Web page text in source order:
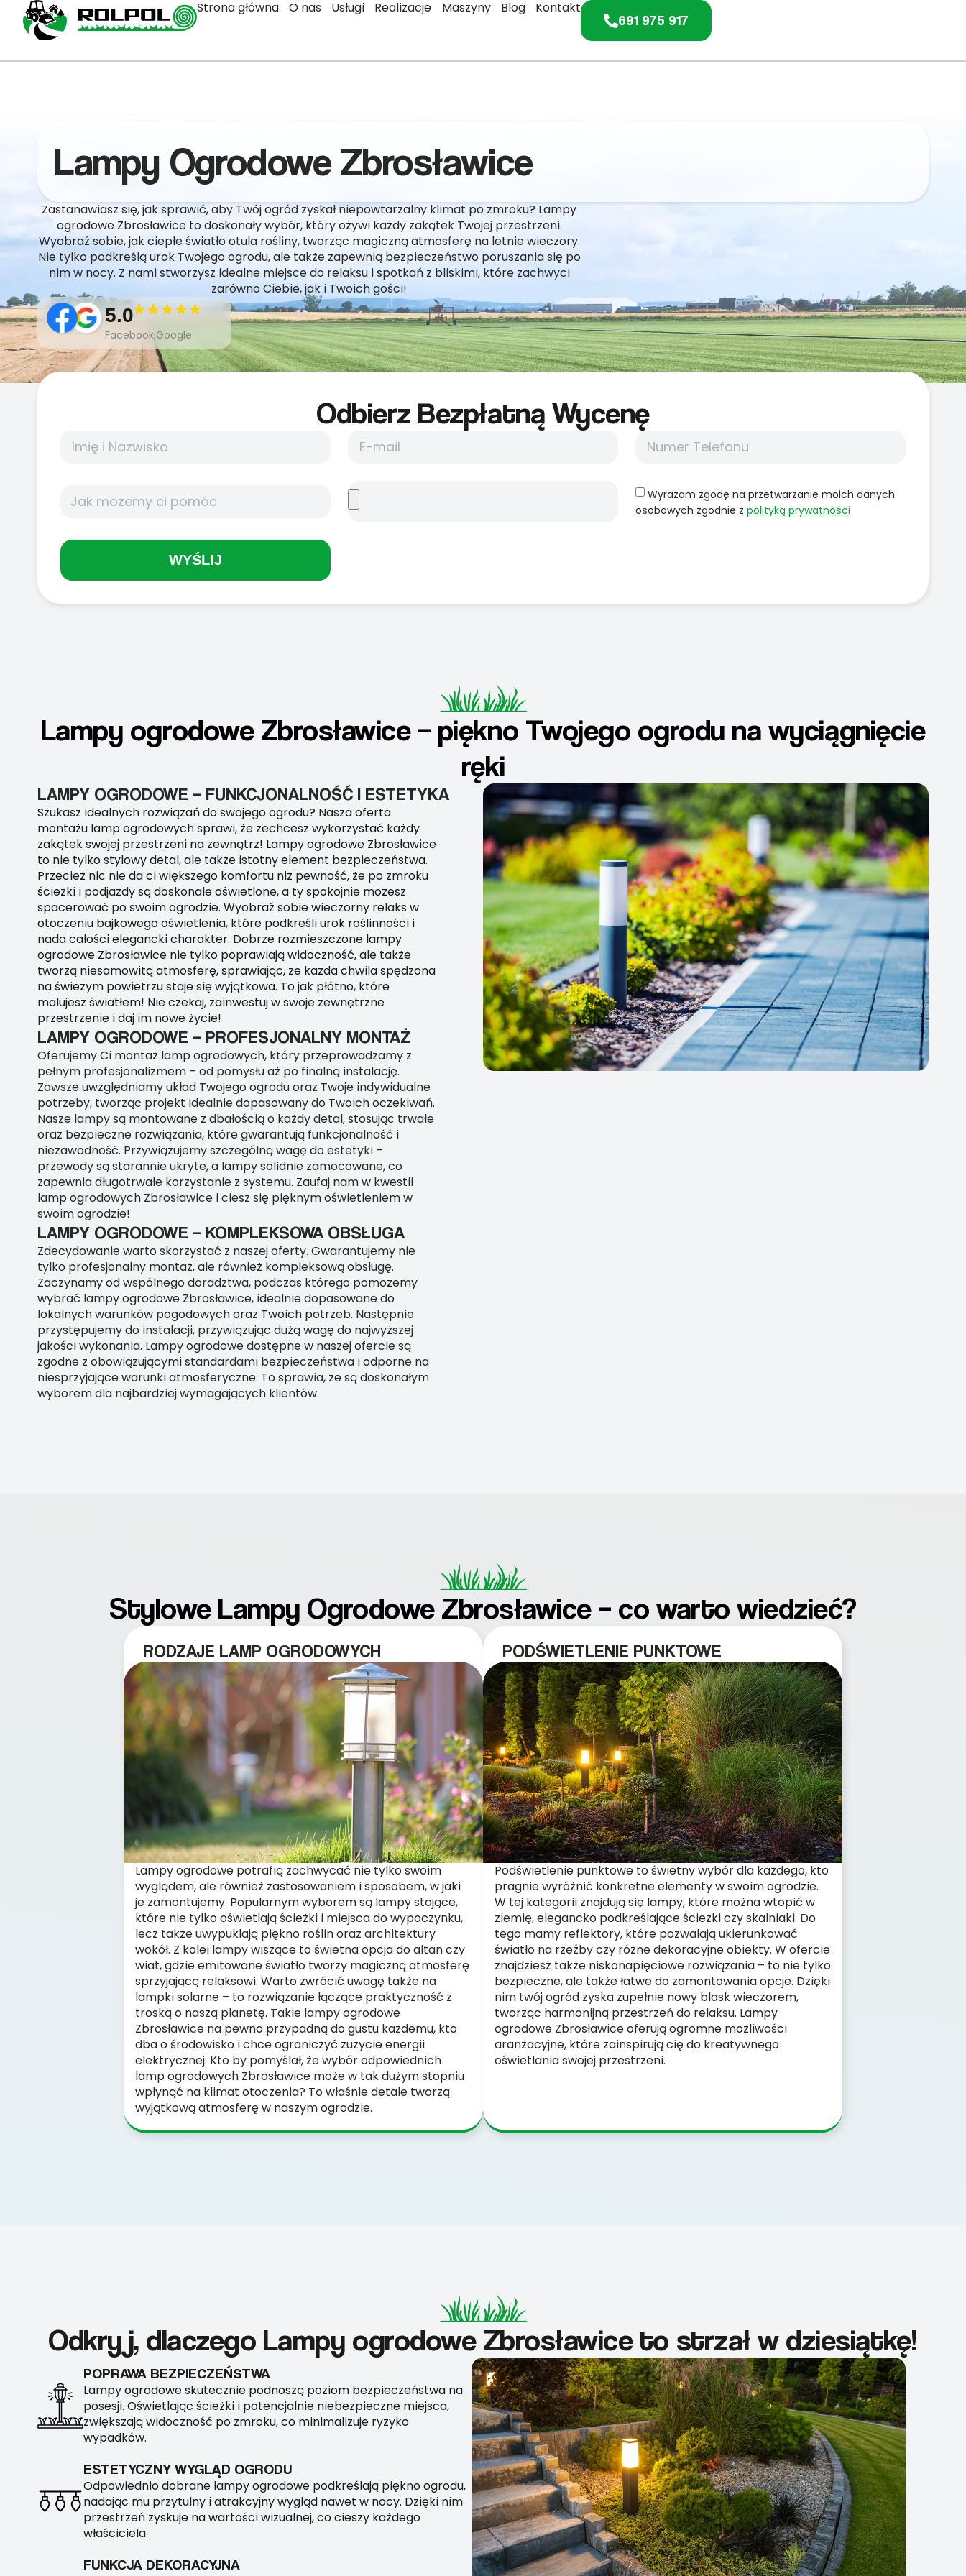
Strona główna O nas Usługi Realizacje Maszyny Blog Kontakt
691 975 917
Lampy Ogrodowe Zbrosławice
Zastanawiasz się, jak sprawić, aby Twój ogród zyskał niepowtarzalny klimat po zmroku? Lampy
ogrodowe Zbrosławice to doskonały wybór, który ożywi każdy zakątek Twojej przestrzeni.
Wyobraź sobie, jak ciepłe światło otula rośliny, tworząc magiczną atmosferę na letnie wieczory.
Nie tylko podkreślą urok Twojego ogrodu, ale także zapewnią bezpieczeństwo poruszania się po
nim w nocy. Z nami stworzysz idealne miejsce do relaksu i spotkań z bliskimi, które zachwyci
zarówno Ciebie, jak i Twoich gości!
5.0
Facebook,Google
Odbierz Bezpłatną Wycenę
Wyrażam zgodę na przetwarzanie moich danych
osobowych zgodnie z polityką prywatności
WYŚLIJ
Lampy ogrodowe Zbrosławice – piękno Twojego ogrodu na wyciągnięcie
ręki
LAMPY OGRODOWE – FUNKCJONALNOŚĆ I ESTETYKA
Szukasz idealnych rozwiązań do swojego ogrodu? Nasza oferta
montażu lamp ogrodowych sprawi, że zechcesz wykorzystać każdy
zakątek swojej przestrzeni na zewnątrz! Lampy ogrodowe Zbrosławice
to nie tylko stylowy detal, ale także istotny element bezpieczeństwa.
Przecież nic nie da ci większego komfortu niż pewność, że po zmroku
ścieżki i podjazdy są doskonale oświetlone, a ty spokojnie możesz
spacerować po swoim ogrodzie. Wyobraź sobie wieczorny relaks w
otoczeniu bajkowego oświetlenia, które podkreśli urok roślinności i
nada całości elegancki charakter. Dobrze rozmieszczone lampy
ogrodowe Zbrosławice nie tylko poprawiają widoczność, ale także
tworzą niesamowitą atmosferę, sprawiając, że każda chwila spędzona
na świeżym powietrzu staje się wyjątkowa. To jak płótno, które
malujesz światłem! Nie czekaj, zainwestuj w swoje zewnętrzne
przestrzenie i daj im nowe życie!
LAMPY OGRODOWE – PROFESJONALNY MONTAŻ
Oferujemy Ci montaż lamp ogrodowych, który przeprowadzamy z
pełnym profesjonalizmem – od pomysłu aż po finalną instalację.
Zawsze uwzględniamy układ Twojego ogrodu oraz Twoje indywidualne
potrzeby, tworząc projekt idealnie dopasowany do Twoich oczekiwań.
Nasze lampy są montowane z dbałością o każdy detal, stosując trwałe
oraz bezpieczne rozwiązania, które gwarantują funkcjonalność i
niezawodność. Przywiązujemy szczególną wagę do estetyki –
przewody są starannie ukryte, a lampy solidnie zamocowane, co
zapewnia długotrwałe korzystanie z systemu. Zaufaj nam w kwestii
lamp ogrodowych Zbrosławice i ciesz się pięknym oświetleniem w
swoim ogrodzie!
LAMPY OGRODOWE – KOMPLEKSOWA OBSŁUGA
Zdecydowanie warto skorzystać z naszej oferty. Gwarantujemy nie
tylko profesjonalny montaż, ale również kompleksową obsługę.
Zaczynamy od wspólnego doradztwa, podczas którego pomożemy
wybrać lampy ogrodowe Zbrosławice, idealnie dopasowane do
lokalnych warunków pogodowych oraz Twoich potrzeb. Następnie
przystępujemy do instalacji, przywiązując dużą wagę do najwyższej
jakości wykonania. Lampy ogrodowe dostępne w naszej ofercie są
zgodne z obowiązującymi standardami bezpieczeństwa i odporne na
niesprzyjające warunki atmosferyczne. To sprawia, że są doskonałym
wyborem dla najbardziej wymagających klientów.
Stylowe Lampy Ogrodowe Zbrosławice – co warto wiedzieć?
RODZAJE LAMP OGRODOWYCH
Lampy ogrodowe potrafią zachwycać nie tylko swoim
wyglądem, ale również zastosowaniem i sposobem, w jaki
je zamontujemy. Popularnym wyborem są lampy stojące,
które nie tylko oświetlają ścieżki i miejsca do wypoczynku,
lecz także uwypuklają piękno roślin oraz architektury
wokół. Z kolei lampy wiszące to świetna opcja do altan czy
wiat, gdzie emitowane światło tworzy magiczną atmosferę
sprzyjającą relaksowi. Warto zwrócić uwagę także na
lampki solarne – to rozwiązanie łączące praktyczność z
troską o naszą planetę. Takie lampy ogrodowe
Zbrosławice na pewno przypadną do gustu każdemu, kto
dba o środowisko i chce ograniczyć zużycie energii
elektrycznej. Kto by pomyślał, że wybór odpowiednich
lamp ogrodowych Zbrosławice może w tak dużym stopniu
wpłynąć na klimat otoczenia? To właśnie detale tworzą
wyjątkową atmosferę w naszym ogrodzie.
PODŚWIETLENIE PUNKTOWE
Podświetlenie punktowe to świetny wybór dla każdego, kto
pragnie wyróżnić konkretne elementy w swoim ogrodzie.
W tej kategorii znajdują się lampy, które można wtopić w
ziemię, elegancko podkreślające ścieżki czy skalniaki. Do
tego mamy reflektory, które pozwalają ukierunkować
światło na rzeźby czy różne dekoracyjne obiekty. W ofercie
znajdziesz także niskonapięciowe rozwiązania – to nie tylko
bezpieczne, ale także łatwe do zamontowania opcje. Dzięki
nim twój ogród zyska zupełnie nowy blask wieczorem,
tworząc harmonijną przestrzeń do relaksu. Lampy
ogrodowe Zbrosławice oferują ogromne możliwości
aranżacyjne, które zainspirują cię do kreatywnego
oświetlania swojej przestrzeni.
Odkryj, dlaczego Lampy ogrodowe Zbrosławice to strzał w dziesiątkę!
POPRAWA BEZPIECZEŃSTWA
Lampy ogrodowe skutecznie podnoszą poziom bezpieczeństwa na
posesji. Oświetlając ścieżki i potencjalnie niebezpieczne miejsca,
zwiększają widoczność po zmroku, co minimalizuje ryzyko
wypadków.
ESTETYCZNY WYGLĄD OGRODU
Odpowiednio dobrane lampy ogrodowe podkreślają piękno ogrodu,
nadając mu przytulny i atrakcyjny wygląd nawet w nocy. Dzięki nim
przestrzeń zyskuje na wartości wizualnej, co cieszy każdego
właściciela.
FUNKCJA DEKORACYJNA